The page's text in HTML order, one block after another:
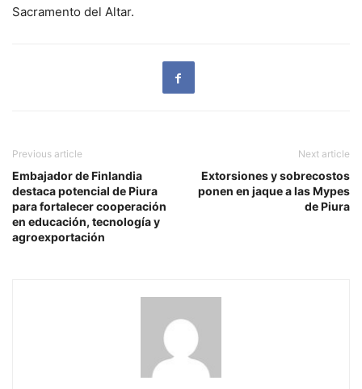
Sacramento del Altar.
Previous article
Embajador de Finlandia
destaca potencial de Piura
para fortalecer cooperación
en educación, tecnología y
agroexportación
Next article
Extorsiones y sobrecostos
ponen en jaque a las Mypes
de Piura